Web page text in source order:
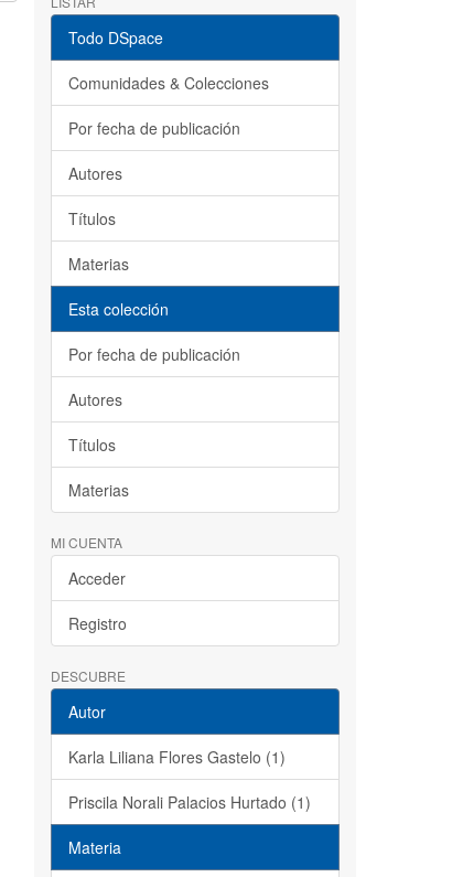
Todo DSpace
Comunidades & Colecciones
Por fecha de publicación
Autores
Títulos
Materias
Esta colección
Por fecha de publicación
Autores
Títulos
Materias
MI CUENTA
Acceder
Registro
DESCUBRE
Autor
Karla Liliana Flores Gastelo (1)
Priscila Norali Palacios Hurtado (1)
Materia